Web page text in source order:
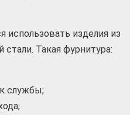
использовать изделия из
Такая фурнитура:
службы;